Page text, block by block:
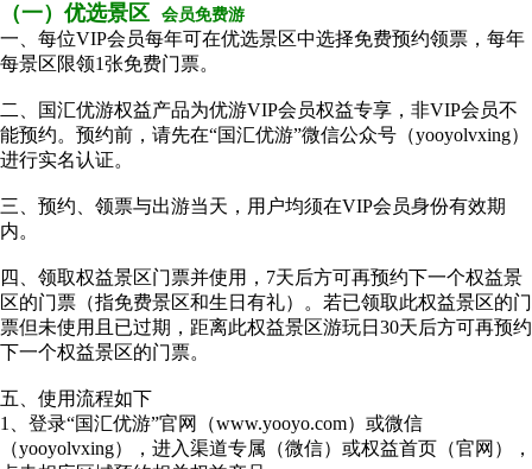
（一）优选景区 会员免费游
一、每位VIP会员每年可在优选景区中选择免费预约领票，每年
每景区限领1张免费门票。
二、国汇优游权益产品为优游VIP会员权益专享，非VIP会员不
能预约。预约前，请先在“国汇优游”微信公众号（yooyolvxing）
进行实名认证。
三、预约、领票与出游当天，用户均须在VIP会员身份有效期
内。
四、领取权益景区门票并使用，7天后方可再预约下一个权益景
区的门票（指免费景区和生日有礼）。若已领取此权益景区的门
票但未使用且已过期，距离此权益景区游玩日30天后方可再预约
下一个权益景区的门票。
五、使用流程如下
1、登录“国汇优游”官网（www.yooyo.com）或微信
（yooyolvxing），进入渠道专属（微信）或权益首页（官网），